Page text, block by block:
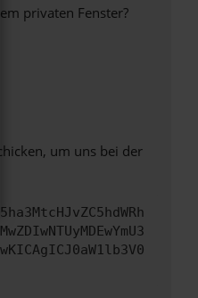
privaten Fenster?
um uns bei der